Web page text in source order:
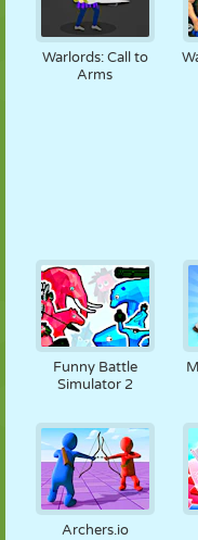
Warlords: Call to
Arms
Funny Battle
Simulator 2
Archers.io